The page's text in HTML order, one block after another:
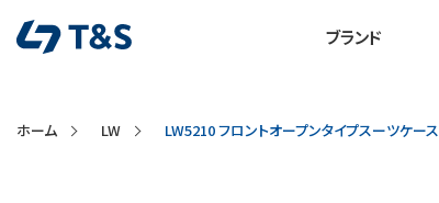
ブランド
ホーム LW LW5210 フロントオープンタイプスーツケース